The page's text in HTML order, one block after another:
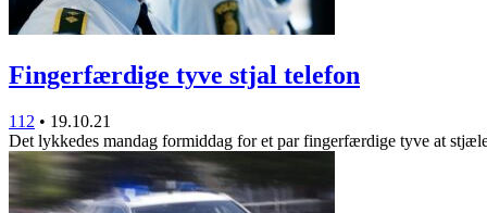
Fingerfærdige tyve stjal telefon
112 • 19.10.21
Det lykkedes mandag formiddag for et par fingerfærdige tyve at